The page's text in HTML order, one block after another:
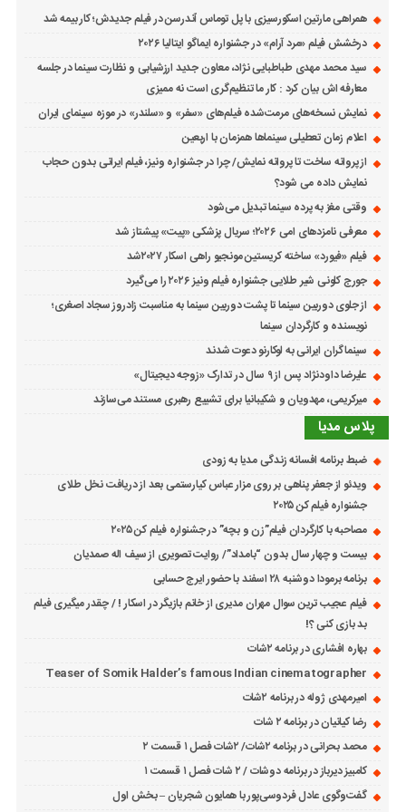
همراهی مارتین اسکورسیزی با پل توماس ٱندرسن در فیلم جدیدش؛ کار بیمه شد
درخشش فیلم «مرد آرام» در جشنواره ایماگو ایتالیا ۲۰۲۶
سید محمد مهدی طباطبایی نژاد، معاون جدید ارزشیابی و نظارت سینما در جلسه
معارفه اش بیان کرد : کار ما تنظیم‌گری است نه ممیزی
نمایش نسخه‌های مرمت‌شده فیلم‌های «سفر» و «سلندر» در موزه سینمای ایران
اعلام زمان تعطیلی سینماها همزمان با اربعین
از پروانه ساخت تا پروانه نمایش/ چرا در جشنواره ونیز، فیلم ایرانی بدون حجاب
نمایش داده می شود؟
وقتی مغز به پرده سینما تبدیل می‌شود
معرفی نامزدهای امی ۲۰۲۶؛ سریال پزشکی «پیت» پیشتاز شد
فیلم «فیورد» ساخته کریستین مونجیو راهی اسکار ۲۰۲۷شد
جورج کلونی شیر طلایی جشنواره فیلم ونیز ۲۰۲۶ را می‌گیرد
از جلوی دوربین سینما تا پشت دوربین سینما به مناسبت زادروز سجاد اصغری؛
نویسنده و کارگردان سینما
سینماگران ایرانی به لوکارنو دعوت شدند
علیرضا داودنژاد پس از ۹ سال در تدارک «زوجه دیجیتال»
میرکریمی، مهدویان و شکیبانیا برای تشییع رهبری مستند می‌سازند
پلاس مدیا
ضبط برنامه افسانه زندگی مدیا به زودی
ویدئو از جعفر پناهی بر روی مزار عباس کیارستمی بعد از دریافت نخل طلای
جشنواره فیلم کن ۲۰۲۵
مصاحبه با کارگردان فیلم”زن و بچه” در جشنواره فیلم کن ۲۰۲۵
بیست و چهار سال بدون “بامداد”/ روایت تصویری از سیف اله صمدیان
برنامه برمودا دوشنبه ۲۸ اسفند با حضور ایرج حسابی
فیلم عجیب ترین سوال مهران مدیری از خانم بازیگر در اسکار ! / چقدر میگیری فیلم
بد بازی کنی ؟!
بهاره افشاری در برنامه ۲شات
Teaser of Somik Halder’s famous Indian cinematographer
امیرمهدی ژوله در برنامه ۲شات
رضا کیانیان در برنامه ۲ شات
محمد بحرانی در برنامه ۲شات/ ۲شات فصل ۱ قسمت ۲
کامبیز دیرباز در برنامه دوشات / ۲ شات فصل ۱ قسمت ۱
گفت‌وگوی عادل فردوسی‌پور با همایون شجریان – بخش اول